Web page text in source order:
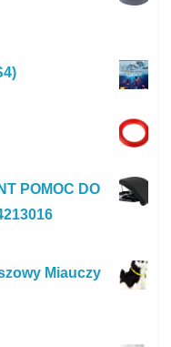
POMOC DO
Miauczy